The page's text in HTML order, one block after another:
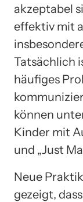
akzeptabel
effektiv mit
Tatsächlich
häufiges
können
Kinder mit
und „Just
Neue
gezeigt,